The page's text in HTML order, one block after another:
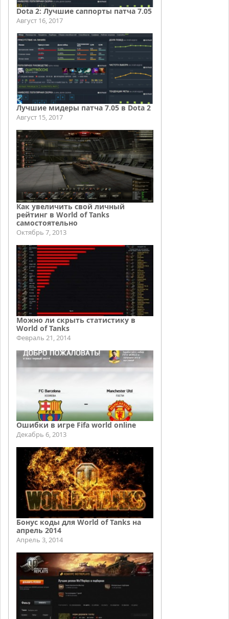
Dota 2: Лучшие саппорты патча 7.05
Август 16, 2017
Лучшие мидеры патча 7.05 в Dota 2
Август 15, 2017
Как увеличить свой личный
рейтинг в World of Tanks
самостоятельно
Октябрь 7, 2013
Можно ли скрыть статистику в
World of Tanks
Февраль 21, 2014
Ошибки в игре Fifa world online
Декабрь 6, 2013
Бонус коды для World of Tanks на
апрель 2014
Апрель 3, 2014